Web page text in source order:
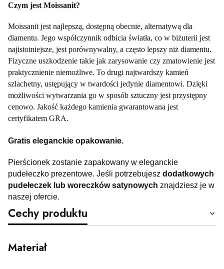
Czym jest Moissanit?
Moissanit jest najlepszą, dostępną obecnie, alternatywą dla
diamentu. Jego współczynnik odbicia światła, co w biżuterii jest
najistotniejsze, jest porównywalny, a często lepszy niż diamentu.
Fizyczne uszkodzenie takie jak zarysowanie czy zmatowienie jest
praktycznienie niemożliwe. To drugi najtwardszy kamień
szlachetny, ustępujący w twardości jedynie diamentowi. Dzięki
możliwości wytwarzania go w sposób sztuczny jest przystępny
cenowo. Jakość każdego kamienia gwarantowana jest
certyfikatem GRA.
Gratis eleganckie opakowanie.
Pierścionek zostanie zapakowany w eleganckie
pudełeczko prezentowe. Jeśli potrzebujesz dodatkowych
pudełeczek lub woreczków satynowych znajdziesz je w
naszej ofercie.
Cechy produktu
Materiał